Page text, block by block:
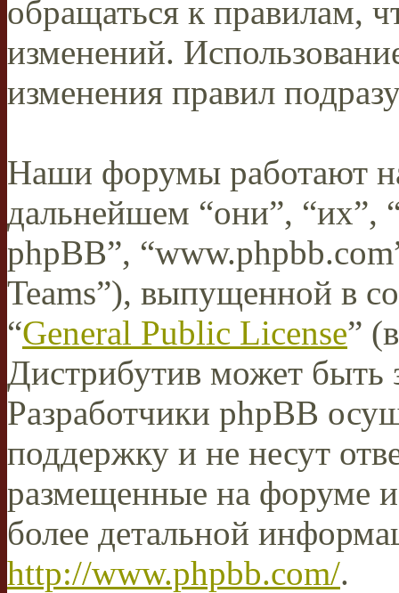
обращаться к правилам,
изменений.
изменения правил
Наши форумы работают
дальнейшем “они”, “их”,
phpBB”,
Teams”), выпущенной в
“General Public License”
Дистрибутив может быть
Разработчики phpBB
поддержку и не несут
размещенные на форуме
более детальной
http://www.phpbb.com/.